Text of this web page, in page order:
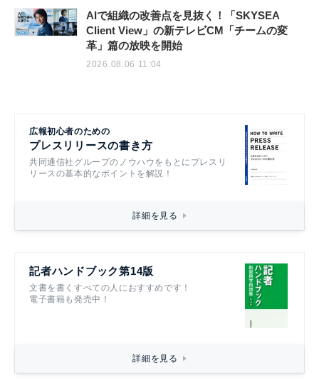
AIで組織の改善点を見抜く！「SKYSEA
Client View」の新テレビCM「チームの変
革」篇の放映を開始
2026.08.06 11:04
広報初心者のための
プレスリリースの書き方
共同通信社グループのノウハウをもとにプレスリ
リースの基本的なポイントを解説！
詳細を見る
記者ハンドブック第14版
文書を書くすべての人におすすめです！
電子書籍も発売中！
詳細を見る